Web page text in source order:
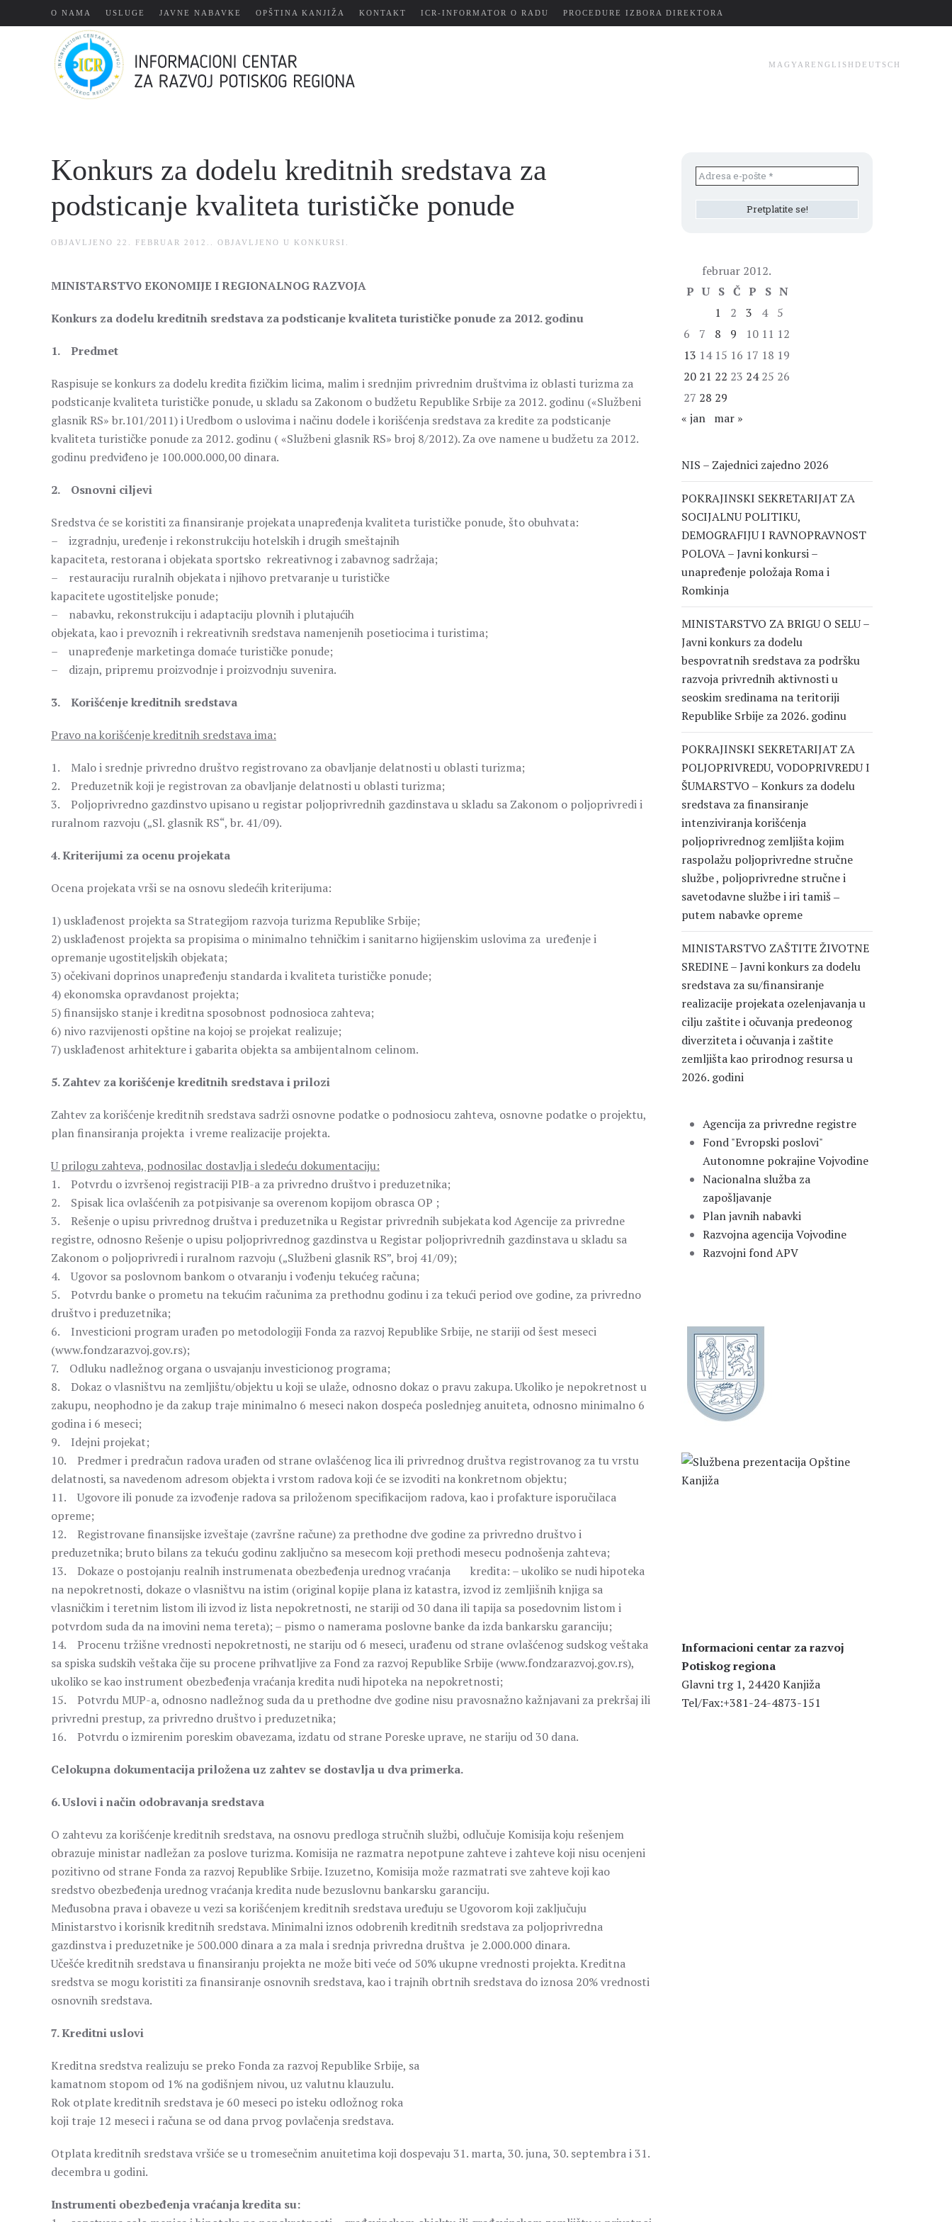
content
О NAMA USLUGE JAVNE NABAVKE OPŠTINA KANJIŽA KONTAKT ICR-INFORMATOR O RADU PROCEDURE IZBORA DIREKTORA
MAGYAR ENGLISH DEUTSCH
Konkurs za dodelu kreditnih sredstava za
podsticanje kvaliteta turističke ponude
OBJAVLJENO 22. FEBRUAR 2012. . OBJAVLJENO U KONKURSI
MINISTARSTVO EKONOMIJE I REGIONALNOG RAZVOJA
Konkurs za dodelu kreditnih sredstava za podsticanje kvaliteta turističke ponude za 2012. godinu
1. Predmet
Raspisuje se konkurs za dodelu kredita fizičkim licima, malim i srednjim privrednim društvima iz oblasti turizma za
podsticanje kvaliteta turističke ponude, u skladu sa Zakonom o budžetu Republike Srbije za 2012. godinu («Službeni
glasnik RS» br.101/2011) i Uredbom o uslovima i načinu dodele i korišćenja sredstava za kredite za podsticanje
kvaliteta turističke ponude za 2012. godinu ( «Službeni glasnik RS» broj 8/2012). Za ove namene u budžetu za 2012.
godinu predviđeno je 100.000.000,00 dinara.
2. Osnovni ciljevi
Sredstva će se koristiti za finansiranje projekata unapređenja kvaliteta turističke ponude, što obuhvata:
– izgradnju, uređenje i rekonstrukciju hotelskih i drugih smeštajnih
kapaciteta, restorana i objekata sportsko rekreativnog i zabavnog sadržaja;
– restauraciju ruralnih objekata i njihovo pretvaranje u turističke
kapacitete ugostiteljske ponude;
– nabavku, rekonstrukciju i adaptaciju plovnih i plutajućih
objekata, kao i prevoznih i rekreativnih sredstava namenjenih posetiocima i turistima;
– unapređenje marketinga domaće turističke ponude;
– dizajn, pripremu proizvodnje i proizvodnju suvenira.
3. Korišćenje kreditnih sredstava
Pravo na korišćenje kreditnih sredstava ima:
1. Malo i srednje privredno društvo registrovano za obavljanje delatnosti u oblasti turizma;
2. Preduzetnik koji je registrovan za obavljanje delatnosti u oblasti turizma;
3. Poljoprivredno gazdinstvo upisano u registar poljoprivrednih gazdinstava u skladu sa Zakonom o poljoprivredi i
ruralnom razvoju („Sl. glasnik RS“, br. 41/09).
4. Kriterijumi za ocenu projekata
Ocena projekata vrši se na osnovu sledećih kriterijuma:
1) usklađenost projekta sa Strategijom razvoja turizma Republike Srbije;
2) usklađenost projekta sa propisima o minimalno tehničkim i sanitarno higijenskim uslovima za uređenje i
opremanje ugostiteljskih objekata;
3) očekivani doprinos unapređenju standarda i kvaliteta turističke ponude;
4) ekonomska opravdanost projekta;
5) finansijsko stanje i kreditna sposobnost podnosioca zahteva;
6) nivo razvijenosti opštine na kojoj se projekat realizuje;
7) usklađenost arhitekture i gabarita objekta sa ambijentalnom celinom.
5. Zahtev za korišćenje kreditnih sredstava i prilozi
Zahtev za korišćenje kreditnih sredstava sadrži osnovne podatke o podnosiocu zahteva, osnovne podatke o projektu,
plan finansiranja projekta i vreme realizacije projekta.
U prilogu zahteva, podnosilac dostavlja i sledeću dokumentaciju:
1. Potvrdu o izvršenoj registraciji PIB-a za privredno društvo i preduzetnika;
2. Spisak lica ovlašćenih za potpisivanje sa overenom kopijom obrasca OP ;
3. Rešenje o upisu privrednog društva i preduzetnika u Registar privrednih subjekata kod Agencije za privredne
registre, odnosno Rešenje o upisu poljoprivrednog gazdinstva u Registar poljoprivrednih gazdinstava u skladu sa
Zakonom o poljoprivredi i ruralnom razvoju („Službeni glasnik RS”, broj 41/09);
4. Ugovor sa poslovnom bankom o otvaranju i vođenju tekućeg računa;
5. Potvrdu banke o prometu na tekućim računima za prethodnu godinu i za tekući period ove godine, za privredno
društvo i preduzetnika;
6. Investicioni program urađen po metodologiji Fonda za razvoj Republike Srbije, ne stariji od šest meseci
(www.fondzarazvoj.gov.rs);
7. Odluku nadležnog organa o usvajanju investicionog programa;
8. Dokaz o vlasništvu na zemljištu/objektu u koji se ulaže, odnosno dokaz o pravu zakupa. Ukoliko je nepokretnost u
zakupu, neophodno je da zakup traje minimalno 6 meseci nakon dospeća poslednjeg anuiteta, odnosno minimalno 6
godina i 6 meseci;
9. Idejni projekat;
10. Predmer i predračun radova urađen od strane ovlašćenog lica ili privrednog društva registrovanog za tu vrstu
delatnosti, sa navedenom adresom objekta i vrstom radova koji će se izvoditi na konkretnom objektu;
11. Ugovore ili ponude za izvođenje radova sa priloženom specifikacijom radova, kao i profakture isporučilaca
opreme;
12. Registrovane finansijske izveštaje (završne račune) za prethodne dve godine za privredno društvo i
preduzetnika; bruto bilans za tekuću godinu zaključno sa mesecom koji prethodi mesecu podnošenja zahteva;
13. Dokaze o postojanju realnih instrumenata obezbeđenja urednog vraćanja kredita: – ukoliko se nudi hipoteka
na nepokretnosti, dokaze o vlasništvu na istim (original kopije plana iz katastra, izvod iz zemljišnih knjiga sa
vlasničkim i teretnim listom ili izvod iz lista nepokretnosti, ne stariji od 30 dana ili tapija sa posedovnim listom i
potvrdom suda da na imovini nema tereta); – pismo o namerama poslovne banke da izda bankarsku garanciju;
14. Procenu tržišne vrednosti nepokretnosti, ne stariju od 6 meseci, urađenu od strane ovlašćenog sudskog veštaka
sa spiska sudskih veštaka čije su procene prihvatljive za Fond za razvoj Republike Srbije (www.fondzarazvoj.gov.rs),
ukoliko se kao instrument obezbeđenja vraćanja kredita nudi hipoteka na nepokretnosti;
15. Potvrdu MUP-a, odnosno nadležnog suda da u prethodne dve godine nisu pravosnažno kažnjavani za prekršaj ili
privredni prestup, za privredno društvo i preduzetnika;
16. Potvrdu o izmirenim poreskim obavezama, izdatu od strane Poreske uprave, ne stariju od 30 dana.
Celokupna dokumentacija priložena uz zahtev se dostavlja u dva primerka.
6. Uslovi i način odobravanja sredstava
O zahtevu za korišćenje kreditnih sredstava, na osnovu predloga stručnih službi, odlučuje Komisija koju rešenjem
obrazuje ministar nadležan za poslove turizma. Komisija ne razmatra nepotpune zahteve i zahteve koji nisu ocenjeni
pozitivno od strane Fonda za razvoj Republike Srbije. Izuzetno, Komisija može razmatrati sve zahteve koji kao
sredstvo obezbeđenja urednog vraćanja kredita nude bezuslovnu bankarsku garanciju.
Međusobna prava i obaveze u vezi sa korišćenjem kreditnih sredstava uređuju se Ugovorom koji zaključuju
Ministarstvo i korisnik kreditnih sredstava. Minimalni iznos odobrenih kreditnih sredstava za poljoprivredna
gazdinstva i preduzetnike je 500.000 dinara a za mala i srednja privredna društva je 2.000.000 dinara.
Učešće kreditnih sredstava u finansiranju projekta ne može biti veće od 50% ukupne vrednosti projekta. Kreditna
sredstva se mogu koristiti za finansiranje osnovnih sredstava, kao i trajnih obrtnih sredstava do iznosa 20% vrednosti
osnovnih sredstava.
7. Kreditni uslovi
Kreditna sredstva realizuju se preko Fonda za razvoj Republike Srbije, sa
kamatnom stopom od 1% na godišnjem nivou, uz valutnu klauzulu.
Rok otplate kreditnih sredstava je 60 meseci po isteku odložnog roka
koji traje 12 meseci i računa se od dana prvog povlačenja sredstava.
Otplata kreditnih sredstava vršiće se u tromesečnim anuitetima koji dospevaju 31. marta, 30. juna, 30. septembra i 31.
decembra u godini.
Instrumenti obezbeđenja vraćanja kredita su:
februar 2012.
P U S Č P S N
1
2 3 4
5
6
7 8 9 10 11 12
13 14 15 16 17 18 19
20 21 22 23 24 25 26
27 28 29
« jan mar »
NIS – Zajednici zajedno 2026
POKRAJINSKI SEKRETARIJAT ZA
SOCIJALNU POLITIKU,
DEMOGRAFIJU I RAVNOPRAVNOST
POLOVA – Javni konkursi –
unapređenje položaja Roma i
Romkinja
MINISTARSTVO ZA BRIGU O SELU –
Javni konkurs za dodelu
bespovratnih sredstava za podršku
razvoja privrednih aktivnosti u
seoskim sredinama na teritoriji
Republike Srbije za 2026. godinu
POKRAJINSKI SEKRETARIJAT ZA
POLJOPRIVREDU, VODOPRIVREDU I
ŠUMARSTVO – Konkurs za dodelu
sredstava za finansiranje
intenziviranja korišćenja
poljoprivrednog zemljišta kojim
raspolažu poljoprivredne stručne
službe , poljoprivredne stručne i
savetodavne službe i iri tamiš ‒
putem nabavke opreme
MINISTARSTVO ZAŠTITE ŽIVOTNE
SREDINE – Javni konkurs za dodelu
sredstava za su/finansiranje
realizacije projekata ozelenjavanja u
cilju zaštite i očuvanja predeonog
diverziteta i očuvanja i zaštite
zemljišta kao prirodnog resursa u
2026. godini
Agencija za privredne registre
Fond "Evropski poslovi"
Autonomne pokrajine Vojvodine
Nacionalna služba za
zapošljavanje
Plan javnih nabavki
Razvojna agencija Vojvodine
Razvojni fond APV
Informacioni centar za razvoj
Potiskog regiona
Glavni trg 1, 24420 Kanjiža
Tel/Fax:+381-24-4873-151